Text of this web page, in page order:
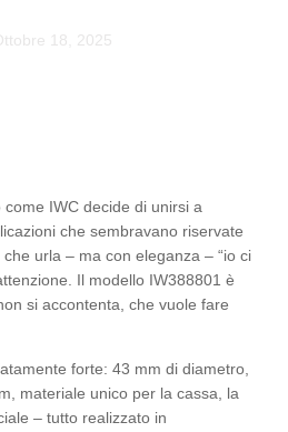
18, 2025
IWC decide di unirsi a
che sembravano riservate
urla – ma con eleganza – “io ci
Il modello IW388801 è
si accontenta, che vuole fare
forte: 43 mm di diametro,
materiale unico per la cassa, la
– tutto realizzato in